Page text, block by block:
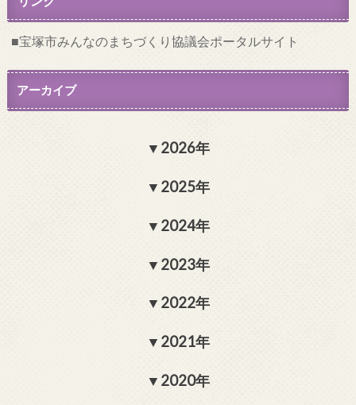
宝塚市みんなのまちづくり協議会ポータルサイト
アーカイブ
2026年
2025年
2024年
2023年
2022年
2021年
2020年